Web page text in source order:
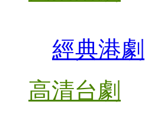
經典港劇
高清台劇